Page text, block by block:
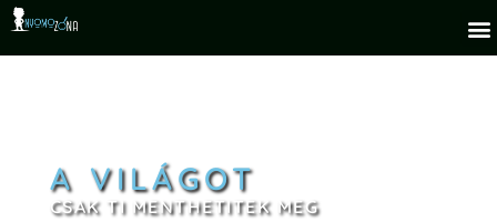
A VILÁGOT
CSAK TI MENTHETITEK MEG